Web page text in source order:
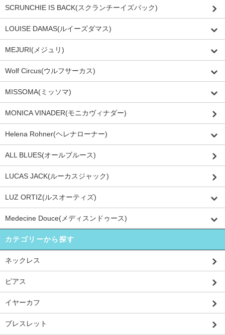
SCRUNCHIE IS BACK(スクランチーイズバック)
LOUISE DAMAS(ルイーズダマス)
MEJURI(メジュリ)
Wolf Circus(ウルフサーカス)
MISSOMA(ミッソマ)
MONICA VINADER(モニカヴィナダー)
Helena Rohner(ヘレナローナー)
ALL BLUES(オールブルース)
LUCAS JACK(ルーカスジャック)
LUZ ORTIZ(ルスオーティズ)
Medecine Douce(メディスンドゥース)
カテゴリーから探す
ネックレス
ピアス
イヤーカフ
ブレスレット